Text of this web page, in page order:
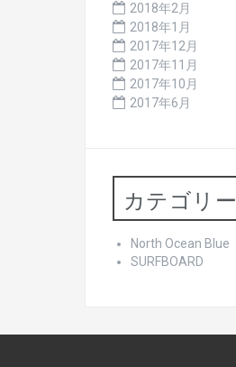
2018年2月
2018年1月
2017年12月
2017年11月
2017年10月
2017年6月
カテゴリー
North Ocean Blue
SURFBOARD